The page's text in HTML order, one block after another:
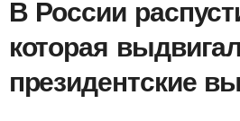
В России
которая
президентские